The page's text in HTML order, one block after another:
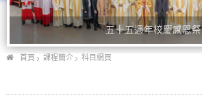
五十五週年校慶感恩祭
首頁 課程簡介 科目網頁